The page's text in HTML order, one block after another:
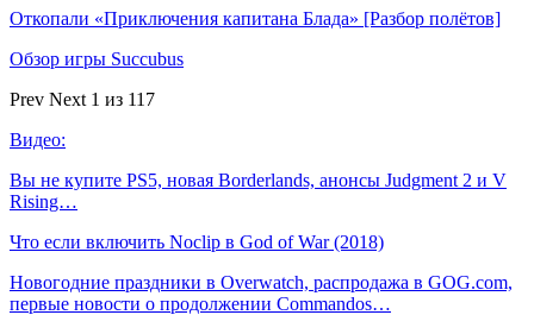
Откопали «Приключения капитана Блада» [Разбор полётов]
Обзор игры Succubus
Prev Next 1 из 117
Видео:
Вы не купите PS5, новая Borderlands, анонсы Judgment 2 и V
Rising…
Что если включить Noclip в God of War (2018)
Новогодние праздники в Overwatch, распродажа в GOG.com,
первые новости о продолжении Commandos…